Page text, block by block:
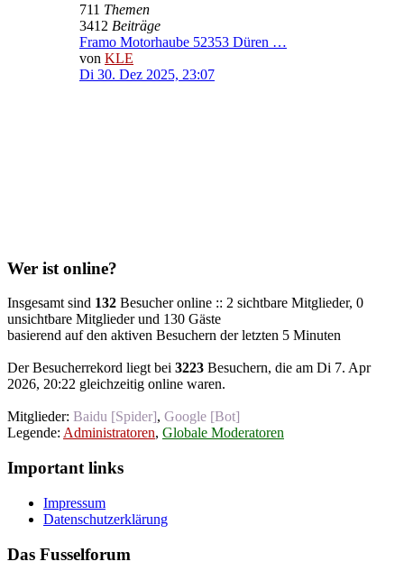
711 Themen
3412 Beiträge
Framo Motorhaube 52353 Düren …
von KLE
Di 30. Dez 2025, 23:07
Wer ist online?
Insgesamt sind 132 Besucher online :: 2 sichtbare Mitglieder, 0
unsichtbare Mitglieder und 130 Gäste
basierend auf den aktiven Besuchern der letzten 5 Minuten
Der Besucherrekord liegt bei 3223 Besuchern, die am Di 7. Apr
2026, 20:22 gleichzeitig online waren.
Mitglieder: Baidu [Spider], Google [Bot]
Legende: Administratoren, Globale Moderatoren
Important links
Impressum
Datenschutzerklärung
Das Fusselforum